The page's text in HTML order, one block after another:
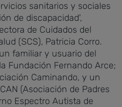
sanitarios y sociales
de discapacidad',
de Cuidados del
(SCS), Patricia Corro.
familiar y usuario del
Fundación Fernando Arce;
Caminando, y un
(Asociación de Padres
Espectro Autista de